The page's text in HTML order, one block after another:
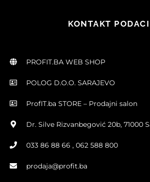
KONTAKT PODACI
PROFIT.BA WEB SHOP
POLOG D.O.O. SARAJEVO
ProfIT.ba STORE – Prodajni salon
Dr. Silve Rizvanbegović 20b, 71000
033 86 88 66 , 062 588 800
prodaja@profit.ba